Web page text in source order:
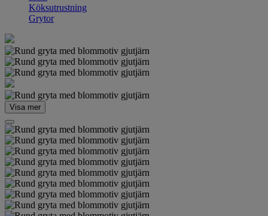
Köksutrustning
Grytor
Visa mer